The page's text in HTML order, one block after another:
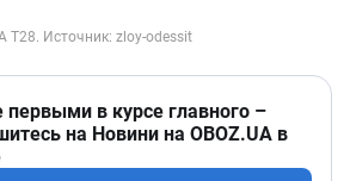
первыми в курсе главного –
на Новини на OBOZ.UA в